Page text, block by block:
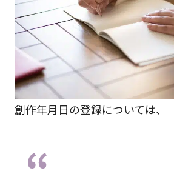
創作年月日の登録については、